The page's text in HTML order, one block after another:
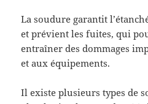
La soudure garantit
et prévient les fuites, qui
entraîner des dommages
et aux équipements.
Il existe plusieurs types de